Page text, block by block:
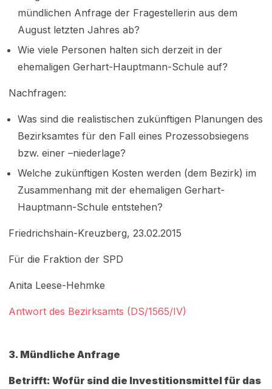
mündlichen Anfrage der Fragestellerin aus dem
August letzten Jahres ab?
Wie viele Personen halten sich derzeit in der
ehemaligen Gerhart-Hauptmann-Schule auf?
Nachfragen:
Was sind die realistischen zukünftigen Planungen des
Bezirksamtes für den Fall eines Prozessobsiegens
bzw. einer –niederlage?
Welche zukünftigen Kosten werden (dem Bezirk) im
Zusammenhang mit der ehemaligen Gerhart-
Hauptmann-Schule entstehen?
Friedrichshain-Kreuzberg, 23.02.2015
Für die Fraktion der SPD
Anita Leese-Hehmke
Antwort des Bezirksamts (DS/1565/IV)
3. Mündliche Anfrage
Betrifft: Wofür sind die Investitionsmittel für das